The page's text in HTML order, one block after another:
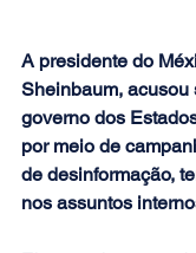
A presidente do
Sheinbaum, acusou
governo dos
por meio de
de desinformação,
nos assuntos